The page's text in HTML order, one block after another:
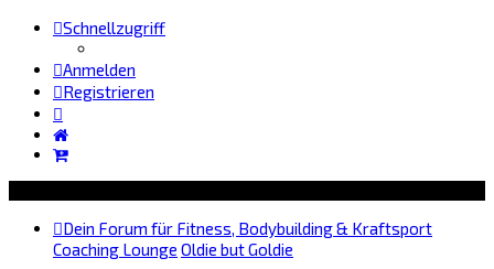
Schnellzugriff
Anmelden
Registrieren
Dein Forum für Fitness, Bodybuilding & Kraftsport
Coaching Lounge Oldie but Goldie